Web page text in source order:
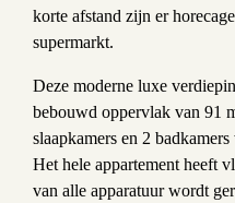
korte afstand zijn er
supermarkt.
Deze moderne luxe
bebouwd oppervlak van 91
slaapkamers en 2
Het hele appartement heeft
van alle apparatuur wordt